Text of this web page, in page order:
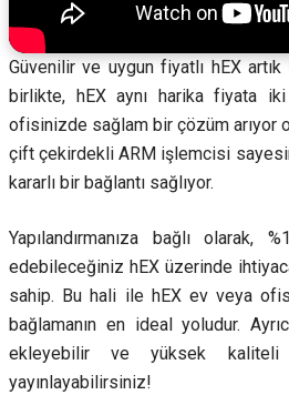
Güvenilir ve uygun fiyatlı hEX
birlikte, hEX aynı harika fiyata
ofisinizde sağlam bir çözüm arıyor
çift çekirdekli ARM işlemcisi
kararlı bir bağlantı sağlıyor.
Yapılandırmanıza bağlı
edebileceğiniz hEX üzerinde
sahip. Bu hali ile hEX ev veya
bağlamanın en ideal yoludur.
ekleyebilir ve yüksek kaliteli
yayınlayabilirsiniz!